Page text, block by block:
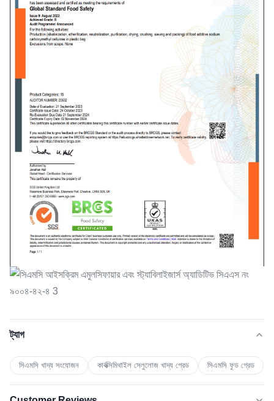
ট্যাগ
সিএমসি খাদ্য সংযোজন কার্বক্সিমিথাইল সেলুলোজ খাদ্য গ্রেড সিএমসি ফুড গ্রেড